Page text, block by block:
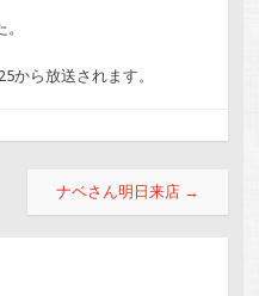
から放送されます。
ナベさん明日来店 →